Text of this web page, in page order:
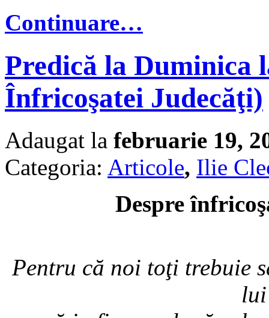
Continuare…
Predică la Duminica
Înfricoşatei Judecăţi)
Adaugat la februarie 19,
Categoria: Articole, Ilie
Despre
Pentru că noi toţi trebuie